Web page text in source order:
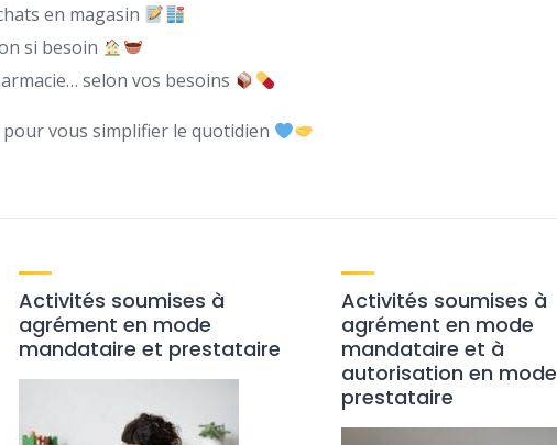
en magasin
si besoin
selon vos besoins
vous simplifier le quotidien
Activités soumises à
agrément en mode
mandataire et prestataire
Activités soumises à
agrément en mode
mandataire et à
autorisation en mode
prestataire